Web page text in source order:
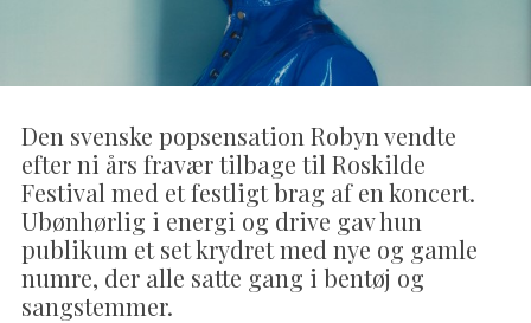
Den svenske popsensation Robyn vendte
efter ni års fravær tilbage til Roskilde
Festival med et festligt brag af en koncert.
Ubønhørlig i energi og drive gav hun
publikum et set krydret med nye og gamle
numre, der alle satte gang i bentøj og
sangstemmer.